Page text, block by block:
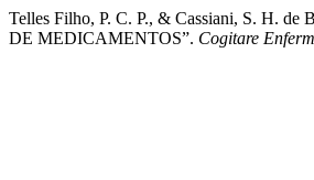
Telles Filho, P. C. P., & Cassiani, S. H.
DE MEDICAMENTOS”. Cogitare